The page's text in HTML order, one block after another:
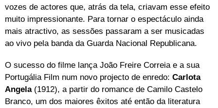
vozes de actores que, atrás da tela, criavam esse efeito
muito impressionante. Para tornar o espectáculo ainda
mais atractivo, as sessões passaram a ser musicadas
ao vivo pela banda da Guarda Nacional Republicana.
O sucesso do filme lança João Freire Correia e a sua
Portugália Film num novo projecto de enredo: Carlota
Angela(1912), a partir do romance de Camilo Castelo
Branco, um dos maiores êxitos até então da literatura